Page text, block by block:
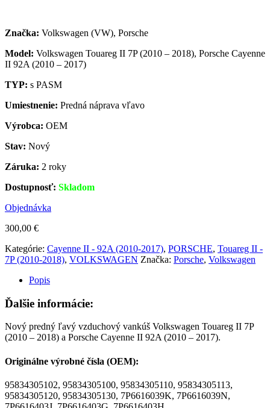
Značka: Volkswagen (VW), Porsche
Model: Volkswagen Touareg II 7P (2010 – 2018), Porsche Cayenne
II 92A (2010 – 2017)
TYP: s PASM
Umiestnenie: Predná náprava vľavo
Výrobca: OEM
Stav: Nový
Záruka: 2 roky
Dostupnosť: Skladom
Objednávka
300,00 €
Kategórie: Cayenne II - 92A (2010-2017), PORSCHE, Touareg II -
7P (2010-2018), VOLKSWAGEN Značka: Porsche, Volkswagen
Popis
Ďalšie informácie:
Nový predný ľavý vzduchový vankúš Volkswagen Touareg II 7P
(2010 – 2018) a Porsche Cayenne II 92A (2010 – 2017).
Originálne výrobné čísla (OEM):
95834305102, 95834305100, 95834305110, 95834305113,
95834305120, 95834305130, 7P6616039K, 7P6616039N,